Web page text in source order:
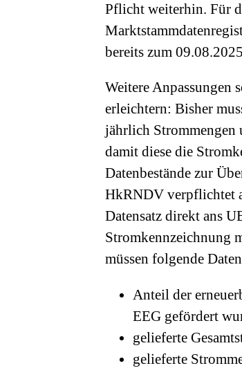
Pflicht weiterhin. Für
bereits zum
Weitere Anpassungen
erleichtern: Bisher
jährlich Strommengen
damit diese die
Datenbestände zur
HkRNDV verpflichtet
Datensatz direkt ans
Stromkennzeichnung
müssen folgende
Anteil der
EEG gefördert
gelieferte
gelieferte